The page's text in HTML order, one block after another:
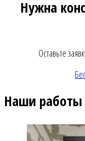
Нужна
Оставьте
Наши работы